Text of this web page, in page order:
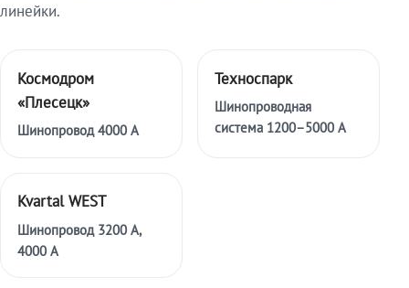
линейки.
Космодром
«Плесецк»
Шинопровод 4000 А
Техноспарк
Шинопроводная
система 1200–5000 А
Kvartal WEST
Шинопровод 3200 А,
4000 А